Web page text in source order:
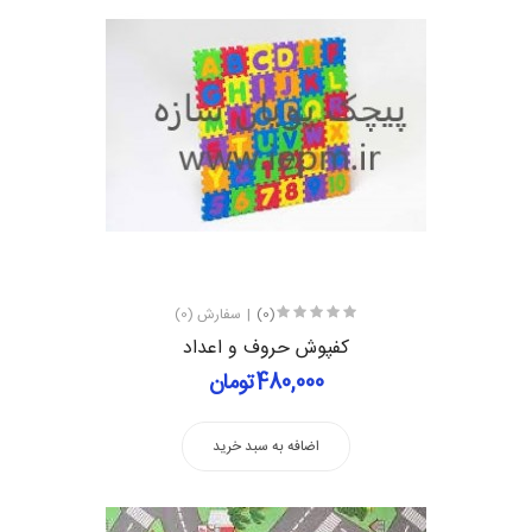
(0) سفارش (0)
کفپوش حروف و اعداد
480,000تومان
اضافه به سبد خرید